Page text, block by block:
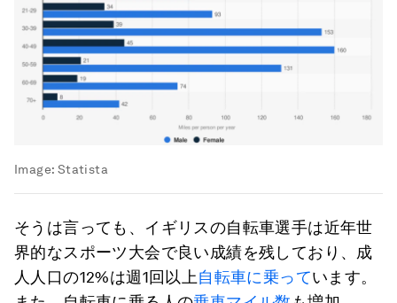
Image: Statista
そうは言っても、イギリスの自転車選手は近年世
界的なスポーツ大会で良い成績を残しており、成
人人口の12%は週1回以上自転車に乗っています。